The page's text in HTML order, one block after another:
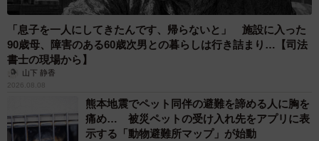
「息子を一人にしてきたんです、帰らないと」 施設に入った
90歳母、障害のある60歳次男との暮らしは行き詰まり…【司法
書士の現場から】
山下 静香
2026.08.08
熊本地震でペット同伴の避難を諦める人に胸を
痛め… 被災ペットの受け入れ先をアプリに表
示する「動物避難所マップ」が始動